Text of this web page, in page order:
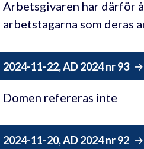
Arbetsgivaren har därför
arbetstagarna som deras
2024-11-22, AD 2024 nr 93
Domen refereras inte
2024-11-20, AD 2024 nr 92